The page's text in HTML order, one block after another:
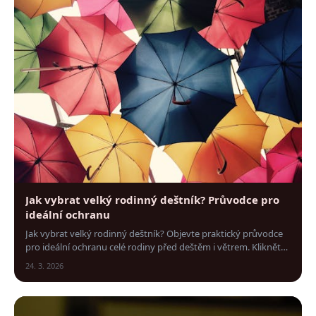
Jak vybrat velký rodinný deštník? Průvodce pro
ideální ochranu
Jak vybrat velký rodinný deštník? Objevte praktický průvodce
pro ideální ochranu celé rodiny před deštěm i větrem. Klikněte
a vyberte ten pravý!
24. 3. 2026